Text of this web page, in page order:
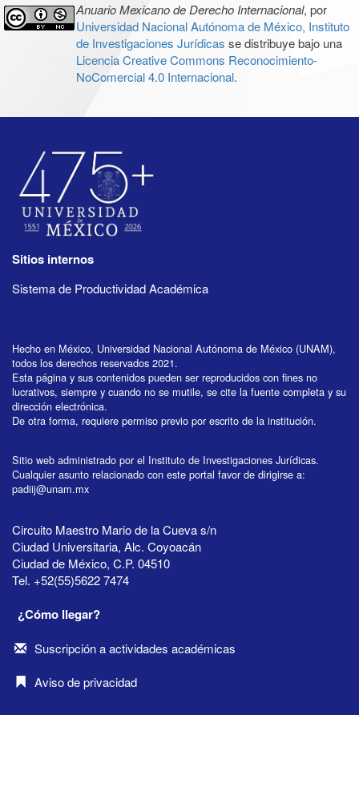
Anuario Mexicano de Derecho Internacional, por
Universidad Nacional Autónoma de México, Instituto
de Investigaciones Jurídicas se distribuye bajo una
Licencia Creative Commons Reconocimiento-
NoComercial 4.0 Internacional.
Sitios internos
Sistema de Productividad Académica
Hecho en México, Universidad Nacional Autónoma de México (UNAM),
todos los derechos reservados 2021.
Esta página y sus contenidos pueden ser reproducidos con fines no
lucrativos, siempre y cuando no se mutile, se cite la fuente completa y su
dirección electrónica.
De otra forma, requiere permiso previo por escrito de la institución.
Sitio web administrado por el Instituto de Investigaciones Jurídicas.
Cualquier asunto relacionado con este portal favor de dirigirse a:
padiij@unam.mx
Circuito Maestro Mario de la Cueva s/n
Ciudad Universitaria, Alc. Coyoacán
Ciudad de México, C.P. 04510
Tel. +52(55)5622 7474
¿Cómo llegar?
Suscripción a actividades académicas
Aviso de privacidad